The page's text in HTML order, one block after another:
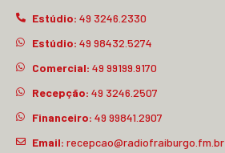
Estúdio: 49 3246.2330
Estúdio: 49 98432.5274
Comercial: 49 99199.9170
Recepção: 49 3246.2507
Financeiro: 49 99841.2907
Email: recepcao@radiofraiburgo.fm.br